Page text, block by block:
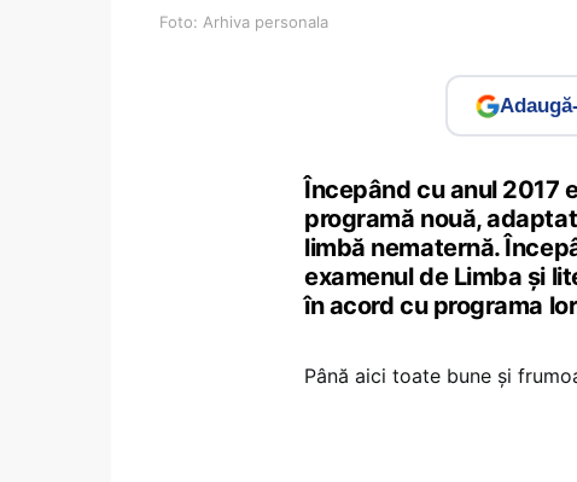
Foto: Arhiva personala
Începând cu anul 2017
programă nouă,
limbă nematernă.
examenul de Limba și
în acord cu programa
Până aici toate bune și